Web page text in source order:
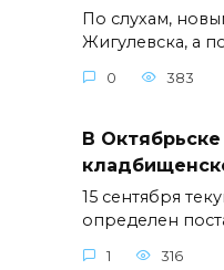
По слухам,
Жигулевска, а
0 383
В
15 сентября
определен
1 316